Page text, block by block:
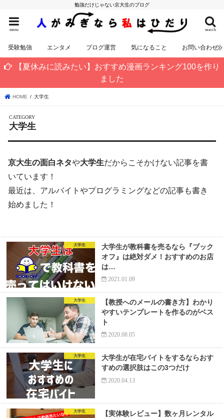
勉強だけじゃない京大生のブログ
search
menu
受験勉強 エンタメ ブログ運営 気になること お問い合わせ
【夏休みに読みたい】おすすめ漫画ランキング100を作り
ました
HOME 大学生
大学生
京大生の面白ネタや大学生だからこそかけない記事を書
いています！
最近は、アルバイトやプログラミングなどの記事も書き
始めました！
大学生
大学生が教科書を売るなら『ブック
オフ』は絶対ダメ！おすすめのお店
は…
2021.01.09
大学生
【教授へのメールの書き方】わかり
やすいテンプレートを作るのがベス
ト
2020.08.05
大学生
大学生が在宅バイトをするならおす
すめの選択肢はこの3つだけ
2020.04.13
大学生
【実体験レビュー】数ヶ月レンタル